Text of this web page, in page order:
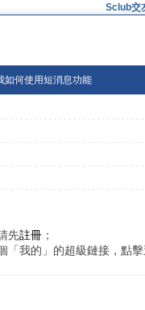
Sclub交
如何使用短消息功能
先註冊；
「我的」的超級鏈接，點